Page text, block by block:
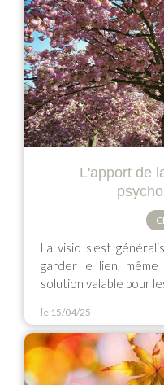
L'apport de
La visio s'est
garder le lien,
solution valable pour
le 15/04/25